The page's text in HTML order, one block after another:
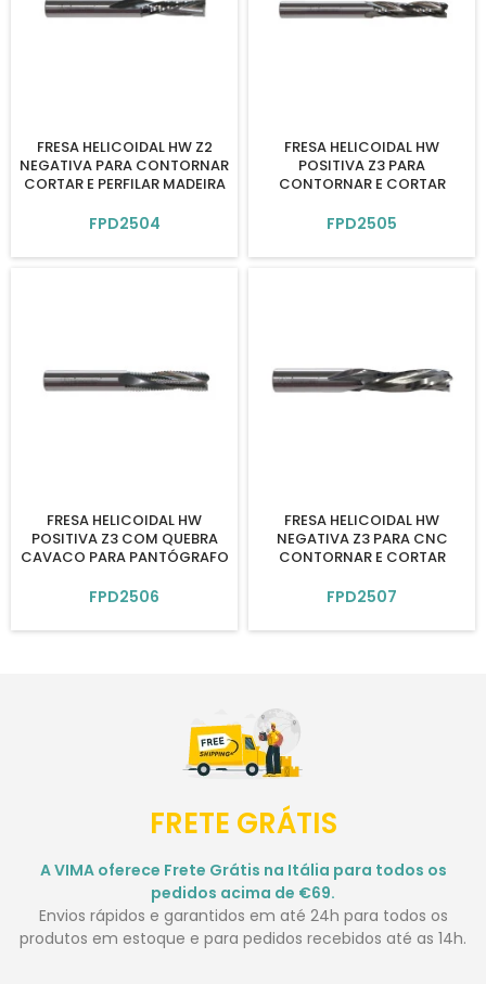
FRESA HELICOIDAL HW Z2
NEGATIVA PARA CONTORNAR
CORTAR E PERFILAR MADEIRA
FPD2504
FRESA HELICOIDAL HW
POSITIVA Z3 PARA
CONTORNAR E CORTAR
FPD2505
FRESA HELICOIDAL HW
POSITIVA Z3 COM QUEBRA
CAVACO PARA PANTÓGRAFO
FPD2506
FRESA HELICOIDAL HW
NEGATIVA Z3 PARA CNC
CONTORNAR E CORTAR
FPD2507
FRETE GRÁTIS
A VIMA oferece Frete Grátis na Itália para todos os
pedidos acima de €69.
Envios rápidos e garantidos em até 24h para todos os
produtos em estoque e para pedidos recebidos até as 14h.